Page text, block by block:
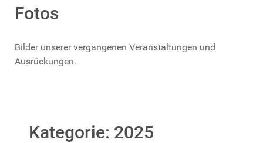
Fotos
Bilder unserer vergangenen Veranstaltungen und
Ausrückungen.
Kategorie: 2025